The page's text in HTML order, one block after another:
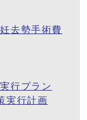
去勢手術費
行プラン
実行計画